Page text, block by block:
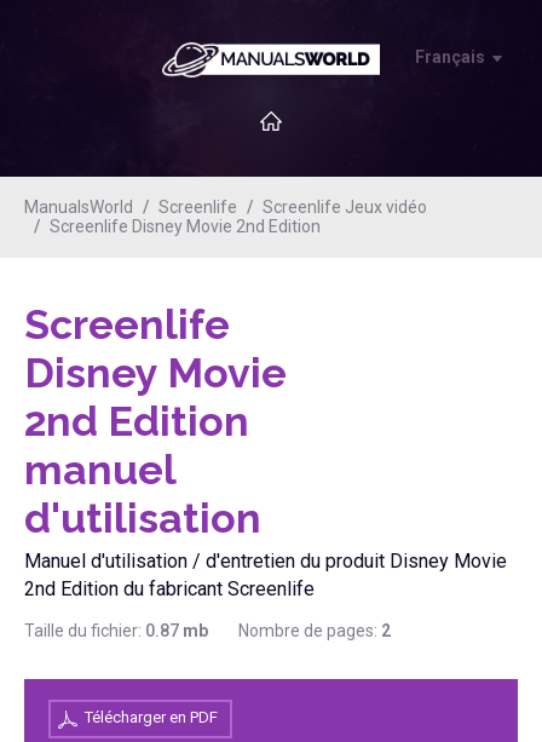
Français
ManualsWorld Screenlife
Screenlife Jeux vidéo
Screenlife Disney Movie 2nd Edition
Screenlife
Disney Movie
2nd Edition
manuel
d'utilisation
Manuel d'utilisation / d'entretien du produit Disney Movie
2nd Edition du fabricant Screenlife
Taille du fichier: 0.87 mb Nombre de pages: 2
Télécharger en PDF